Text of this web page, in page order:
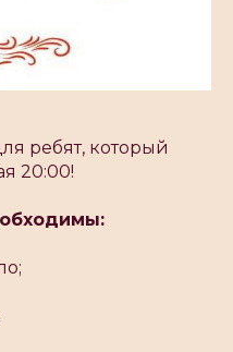
ребят, который
20:00!